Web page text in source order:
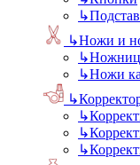
↳
↳Ножи и
↳
↳Ножи
↳
↳
↳
↳